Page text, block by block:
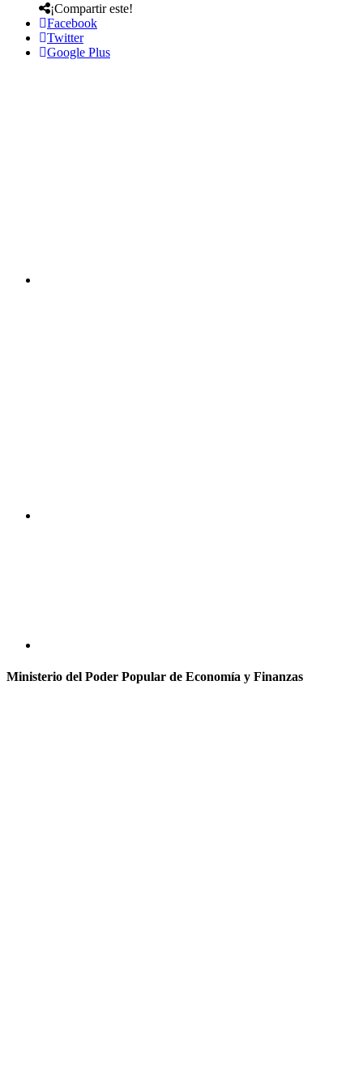
¡Compartir este!
Facebook
Twitter
Google Plus
Ministerio del Poder Popular de Economía y Finanzas